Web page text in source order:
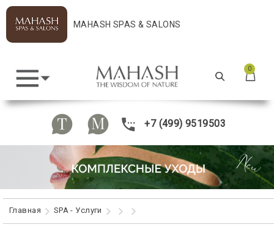
MAHASH SPAS & SALONS
0
+7 (499) 9519503
Главная SPA - Услуги